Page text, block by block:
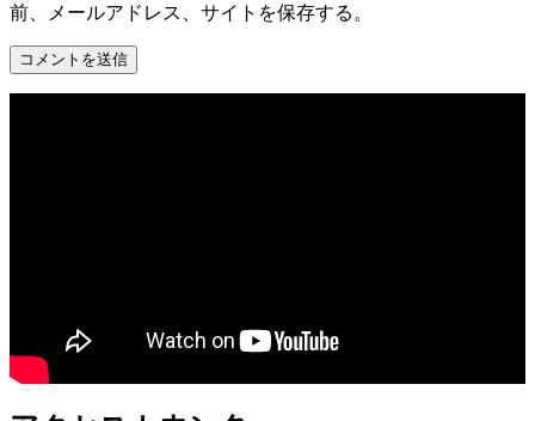
前、メールアドレス、サイトを保存する。